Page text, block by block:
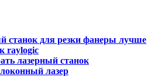
станок для резки фанеры лучше
raylogic
лазерный станок
лазер